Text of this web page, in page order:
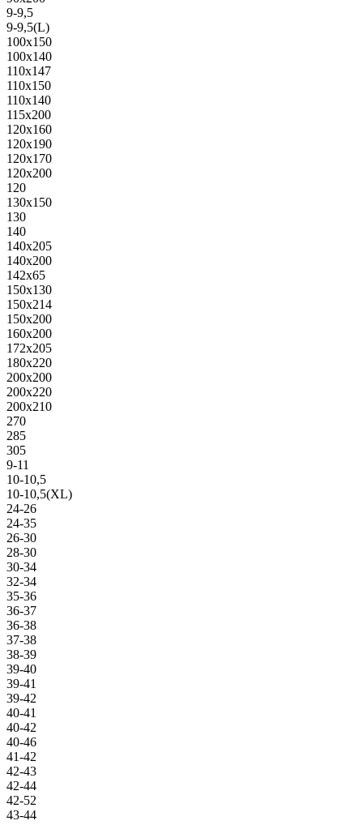
9-9,5
9-9,5(L)
100х150
100х140
110х147
110х150
110х140
115х200
120х160
120х190
120х170
120х200
120
130х150
130
140
140х205
140х200
142х65
150х130
150х214
150х200
160х200
172х205
180х220
200х200
200х220
200х210
270
285
305
9-11
10-10,5
10-10,5(XL)
24-26
24-35
26-30
28-30
30-34
32-34
35-36
36-37
36-38
37-38
38-39
39-40
39-41
39-42
40-41
40-42
40-46
41-42
42-43
42-44
42-52
43-44